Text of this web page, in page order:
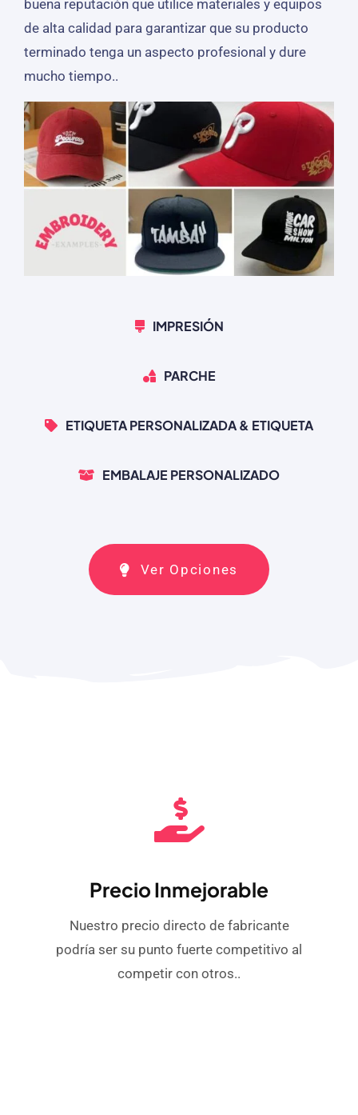
buena reputación que utilice materiales y equipos
de alta calidad para garantizar que su producto
terminado tenga un aspecto profesional y dure
mucho tiempo..
IMPRESIÓN
PARCHE
ETIQUETA PERSONALIZADA & ETIQUETA
EMBALAJE PERSONALIZADO
Ver Opciones
Precio Inmejorable
Nuestro precio directo de fabricante
podría ser su punto fuerte competitivo al
competir con otros..